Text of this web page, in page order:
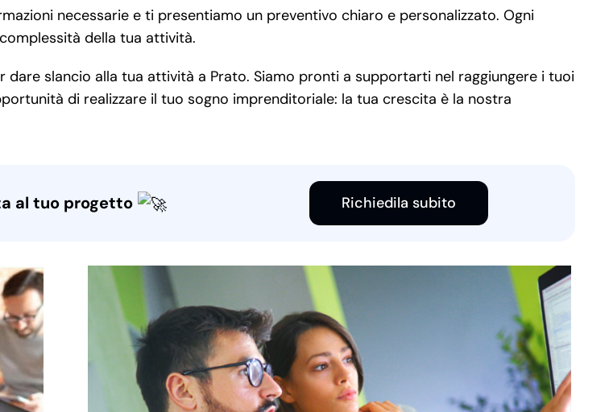
necessarie e ti presentiamo un preventivo chiaro e personalizzato. Ogni
della tua attività.
slancio alla tua attività a Prato. Siamo pronti a supportarti nel raggiungere i tuoi
di realizzare il tuo sogno imprenditoriale: la tua crescita è la nostra
al tuo progetto Richiedila subito